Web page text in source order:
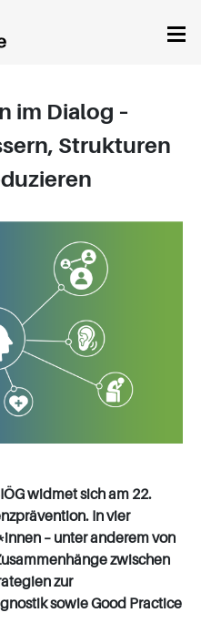
im Dialog –
Strukturen
widmet sich am 22.
In vier
– unter anderem von
zwischen
zur
sowie Good Practice